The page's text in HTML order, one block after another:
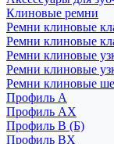
Клиновые ремни
Ремни клиновые
Ремни клиновые
Ремни клиновые
Ремни клиновые
Ремни клиновые
Профиль A
Профиль AX
Профиль B (Б)
Профиль BX